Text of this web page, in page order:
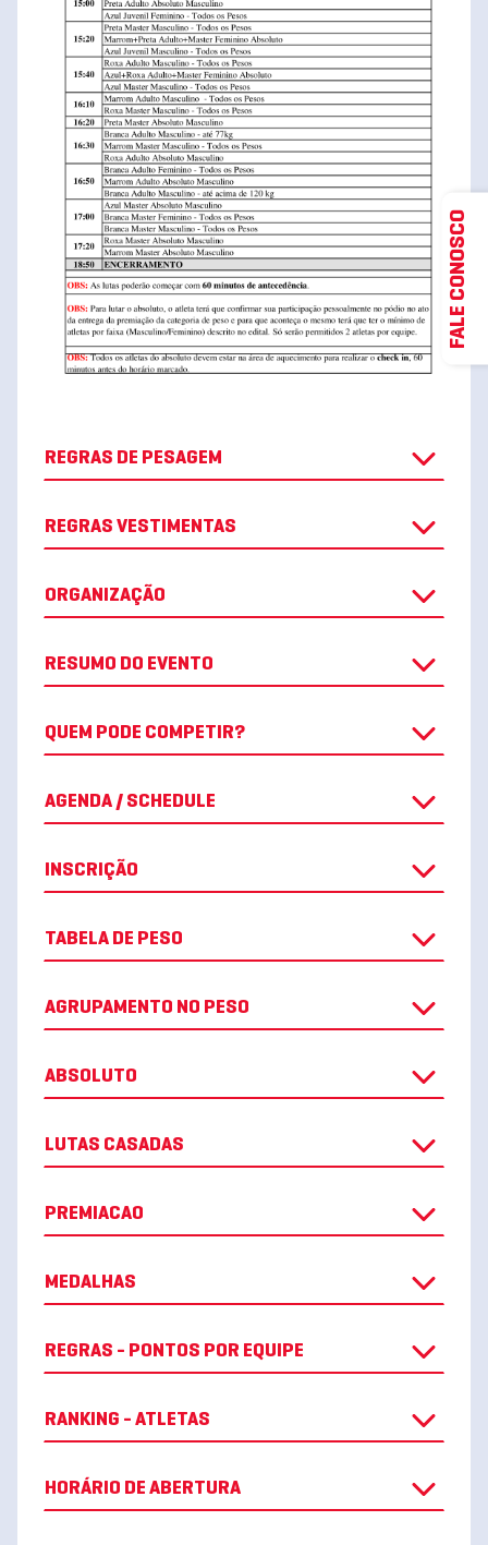
REGRAS DE PESAGEM
REGRAS VESTIMENTAS
ORGANIZAÇÃO
RESUMO DO EVENTO
QUEM PODE COMPETIR?
AGENDA / SCHEDULE
INSCRIÇÃO
TABELA DE PESO
AGRUPAMENTO NO PESO
ABSOLUTO
LUTAS CASADAS
PREMIACAO
MEDALHAS
REGRAS - PONTOS POR EQUIPE
RANKING - ATLETAS
HORÁRIO DE ABERTURA
FALE CONOSCO